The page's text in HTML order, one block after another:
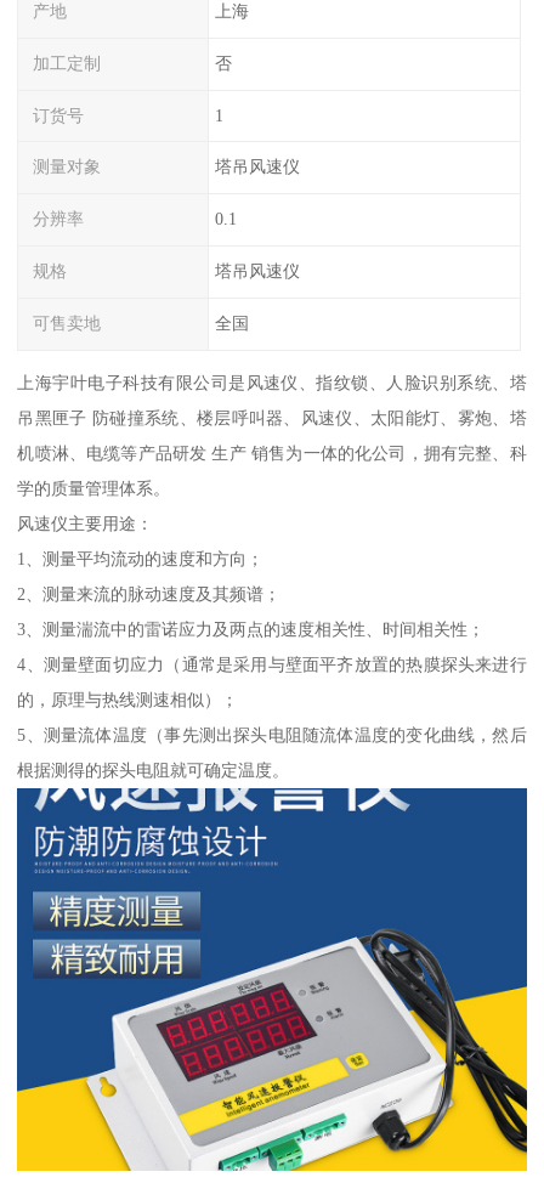
产地 上海
加工定制 否
订货号 1
测量对象 塔吊风速仪
分辨率 0.1
规格 塔吊风速仪
可售卖地 全国
上海宇叶电子科技有限公司是风速仪、指纹锁、人脸识别系统、塔
吊黑匣子 防碰撞系统、楼层呼叫器、风速仪、太阳能灯、雾炮、塔
机喷淋、电缆等产品研发 生产 销售为一体的化公司，拥有完整、科
学的质量管理体系。
风速仪主要用途：
1、测量平均流动的速度和方向；
2、测量来流的脉动速度及其频谱；
3、测量湍流中的雷诺应力及两点的速度相关性、时间相关性；
4、测量壁面切应力（通常是采用与壁面平齐放置的热膜探头来进行
的，原理与热线测速相似）；
5、测量流体温度（事先测出探头电阻随流体温度的变化曲线，然后
根据测得的探头电阻就可确定温度。